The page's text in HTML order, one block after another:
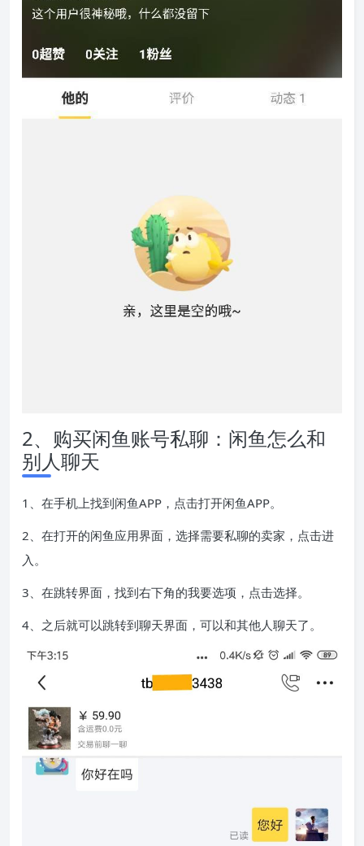
2、购买闲鱼账号私聊：闲鱼怎么和
别人聊天
1、在手机上找到闲鱼APP，点击打开闲鱼APP。
2、在打开的闲鱼应用界面，选择需要私聊的卖家，点击进
入。
3、在跳转界面，找到右下角的我要选项，点击选择。
4、之后就可以跳转到聊天界面，可以和其他人聊天了。